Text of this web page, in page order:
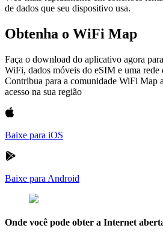
de dados que seu dispositivo usa.
Obtenha o WiFi Map
Faça o download do aplicativo agora
WiFi, dados móveis do eSIM e uma rede
Contribua para a comunidade WiFi Map
acesso na sua região
Baixe para iOS
Baixe para Android
Onde você pode obter a Internet